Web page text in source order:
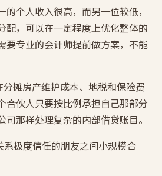
的个人收入很高，而另一位较低，
配，可以在一定程度上优化整体的
要专业的会计师提前做方案，不能
摊房产维护成本、地税和保险费
合伙人只要按比例承担自己那部分
那样处理复杂的内部借贷账目。
系极度信任的朋友之间小规模合